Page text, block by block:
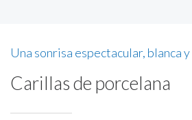
Una sonrisa espectacular, blanca
Carillas de porcelana